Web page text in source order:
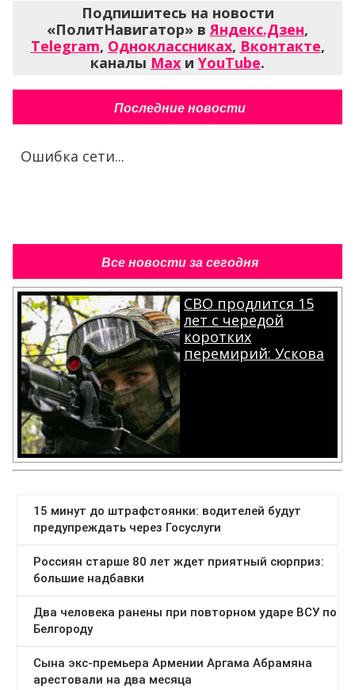
Подпишитесь на новости
«ПолитНавигатор» вЯндекс.Дзен,
Telegram, Одноклассниках, Вконтакте,
каналы Max и YouTube.
Последние новости
Ошибка сети...
Все новости за сегодня
СВО продлится 15
лет с чередой
коротких
перемирий: Ускова
.